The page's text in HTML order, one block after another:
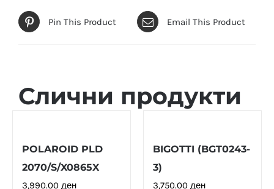
Pin This Product Email This Product
Слични продукти
POLAROID PLD
2070/S/X0865X
3,990.00 ден
BIGOTTI (BGT0243-
3)
3,750.00 ден